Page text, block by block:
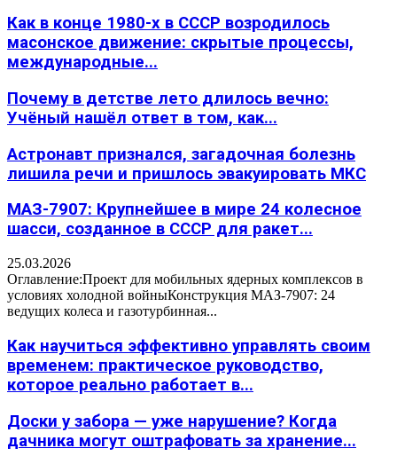
Как в конце 1980-х в СССР возродилось
масонское движение: скрытые процессы,
международные...
Почему в детстве лето длилось вечно:
Учёный нашёл ответ в том, как...
Астронавт признался, загадочная болезнь
лишила речи и пришлось эвакуировать МКС
МАЗ-7907: Крупнейшее в мире 24 колесное
шасси, созданное в СССР для ракет...
25.03.2026
Оглавление:Проект для мобильных ядерных комплексов в
условиях холодной войныКонструкция МАЗ-7907: 24
ведущих колеса и газотурбинная...
Как научиться эффективно управлять своим
временем: практическое руководство,
которое реально работает в...
Доски у забора — уже нарушение? Когда
дачника могут оштрафовать за хранение...